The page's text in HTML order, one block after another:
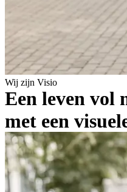
Wij zijn Visio
Een leven vol
met een